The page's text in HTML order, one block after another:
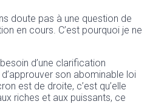
doute pas à une question de
en cours. C’est pourquoi je ne
d’une clarification
son abominable loi
est de droite, c’est qu’elle
riches et aux puissants, ce